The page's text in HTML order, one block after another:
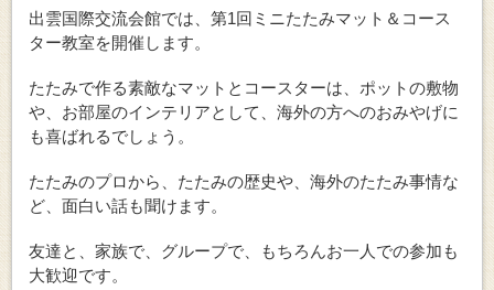
出雲国際交流会館では、第1回ミニたたみマット＆コース
ター教室を開催します。
たたみで作る素敵なマットとコースターは、ポットの敷物
や、お部屋のインテリアとして、海外の方へのおみやげに
も喜ばれるでしょう。
たたみのプロから、たたみの歴史や、海外のたたみ事情な
ど、面白い話も聞けます。
友達と、家族で、グループで、もちろんお一人での参加も
大歓迎です。